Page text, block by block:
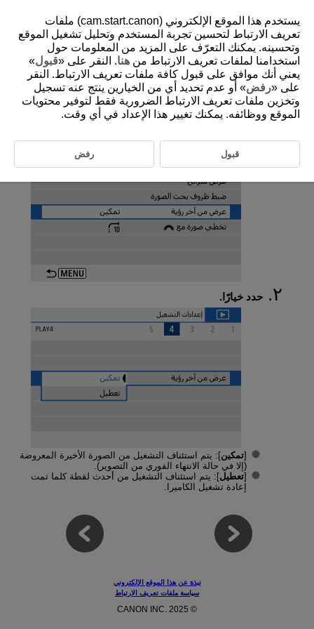
D100-137
استئناف من التشغيل السابق
حدد خيارًا.
[تمكين]: يتم استئناف التشغيل من الصورة الأخيرة المعروضة
(إلا في حالة الانتهاء الفوري من التصوير).
[تعطيل]: يتم استئناف التشغيل من أحدث لقطة كلما تمت
إعادة تشغيل الكاميرا.
نبذة عن هذا الموقع الإلكتروني
سياسة ملفات تعريف الارتباط
© CANON INC. 2025
يستخدم هذا الموقع الإلكتروني (cam.start.canon) ملفات
تعريف الارتباط لتحسين تجربة المستخدم وتحليل تشغيل الموقع
وتحسينه. يمكنك التعرّف على المزيد من المعلومات حول
استخدامنا لملفات تعريف الارتباط من هنا. النقر على «قبول»
يعني أنك موافق على قبول كافة ملفات تعريف الارتباط. النقر
على «رفض» أو عدم تحديد أي من الخيارين ينتج عنه تسجيل
وتخزين ملفات تعريف الارتباط الضرورية فقط لتوفير محتويات
الموقع ووظائفه. يمكنك تغيير هذا الإعداد في أي وقت.
قبول رفض